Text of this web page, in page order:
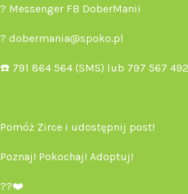
? Messenger FB DoberManii
? dobermania@spoko.pl
☎️ 791 864 564 (SMS) lub 797 567 492
Pomóż Zirce i udostępnij post!
Poznaj! Pokochaj! Adoptuj!
??❤️